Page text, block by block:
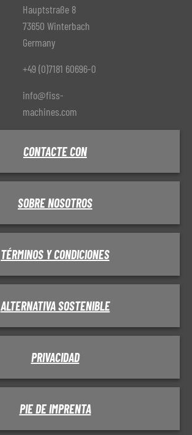
Hauptstraße 8
73650 Winterbach
Germany
+49 (0)7181 60696-0
info@fiss-
machines.com
CONTACTE CON
SOBRE NOSOTROS
TÉRMINOS Y CONDICIONES
ALTERNATIVA SOSTENIBLE
PRIVACIDAD
PIE DE IMPRENTA